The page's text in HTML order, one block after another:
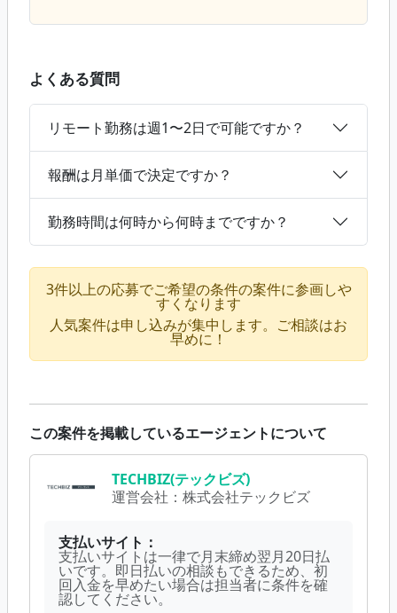
よくある質問
リモート勤務は週1〜2日で可能ですか？
報酬は月単価で決定ですか？
勤務時間は何時から何時までですか？
3件以上の応募でご希望の条件の案件に参画しや
すくなります
人気案件は申し込みが集中します。ご相談はお
早めに！
この案件を掲載しているエージェントについて
TECHBIZ(テックビズ)
運営会社： 株式会社テックビズ
支払いサイト：
支払いサイトは一律で月末締め翌月20日払
いです。即日払いの相談もできるため、初
回入金を早めたい場合は担当者に条件を確
認してください。